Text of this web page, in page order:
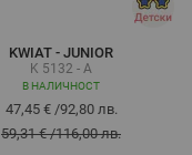
KWIAT - JUNIOR
K 5132 - A
В НАЛИЧНОСТ
47,45 €/92,80 лв.
59,31 €/116,00 лв.